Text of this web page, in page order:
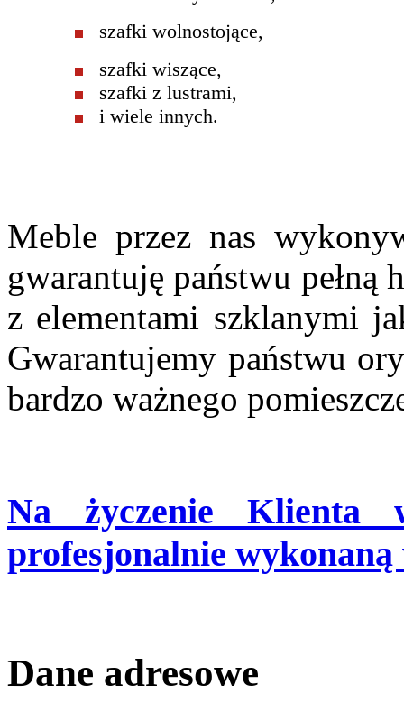
szafki wolnostojące,
szafki wiszące,
szafki z lustrami,
i wiele innych.
Meble przez nas
gwarantuję państwu pełną
z elementami szklanymi
Gwarantujemy państwu
bardzo ważnego
Na życzenie Klienta
profesjonalnie
Dane adresowe